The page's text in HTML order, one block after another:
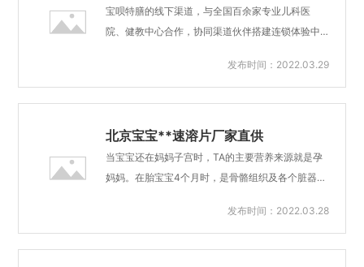
可完美解决这一问题无需吞咽，食用方便，需微量
水即可迅速口腔溶解，避免吞咽或大量水冲服，食
纽卡 成为国民母婴品牌。浙江婴儿**速溶片多少钱
锌是人体生命必需的一种微量元素，成人体内含锌
发育、脑神经网络...
宝呗特膳的线下渠道，与全国百余家专业儿科医
院、健教中心合作，协同渠道伙伴搭建连锁体验中
咨询、医师上门服务，为用户提供一站式健康解决
及围产期保健领域，口腔速溶片，宝呗特膳速溶片
可完美解决这一问题无需吞咽、食用方便，需微量
水即可迅速口腔溶解，避免吞咽或大量水冲服，食
速溶片效果好。妇幼**速溶片价格宝呗特膳素溶
片，舌下含服，入口即溶，开启营养界速溶片新时
发布时间：2022.03.29
北京宝宝**速溶片厂家直供
当宝宝还在妈妈子宫时，TA的主要营养来源就是孕
妈妈。在胎宝宝4个月时，是骨骼组织及各个脏器发
的发育都需要更多的钙。孕妈妈除了摄入含钙丰富
发布时间：2022.03.28